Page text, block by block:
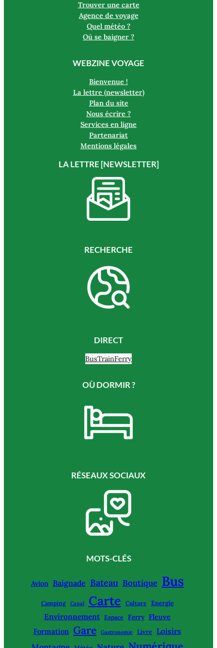
Trouver une carte
Agence de voyage
Quel météo ?
Où se baigner ?
WEBZINE VOYAGE
Bienvenue !
La lettre (newsletter)
Plan du site
Nous écrire ?
Services en ligne
Partenariat
Mentions légales
LA LETTRE [NEWSLETTER]
RECHERCHE
DIRECT
BusTrainFerry
OÙ DORMIR ?
RÉSEAUX SOCIAUX
MOTS-CLÉS
Avion Baignade Bateau Boutique Bus
Camping Canal Carte Culture Energie
Environnement Espace Ferry Fleuve
Formation Gare Gastronomie Livre Loisirs